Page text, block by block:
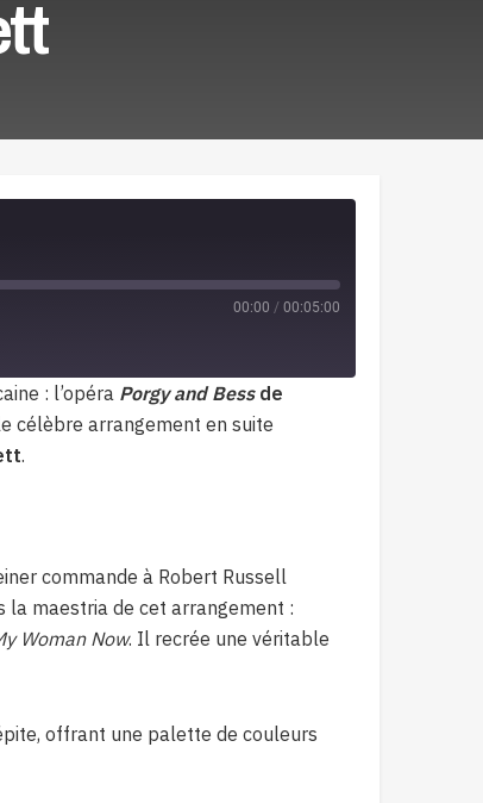
00:00 / 00:05:00
: l’opéra Porgy and Bessde
célèbre arrangement en suite
.
commande à Robert Russell
la maestria de cet arrangement :
Woman Now. Il recrée une véritable
offrant une palette de couleurs